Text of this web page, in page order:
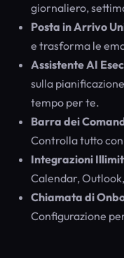
giornaliero,
Posta in Arrivo
e trasforma le
Assistente AI
sulla
tempo per te.
Barra dei
Controlla tutto
Integrazioni
Calendar,
Chiamata di
Configurazione